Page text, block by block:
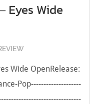
Eyes Wide
Wide OpenRelease:
Pop--------------------